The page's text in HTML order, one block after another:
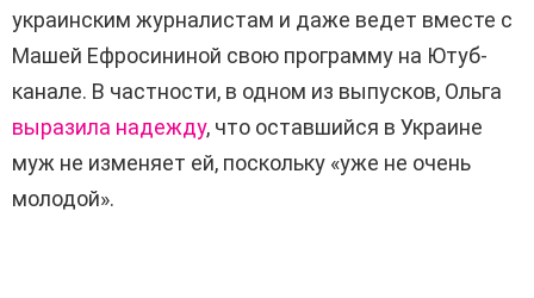
украинским журналистам и даже ведет вместе с
Машей Ефросининой свою программу на Ютуб-
канале. В частности, в одном из выпусков, Ольга
выразила надежду, что оставшийся в Украине
муж не изменяет ей, поскольку «уже не очень
молодой».